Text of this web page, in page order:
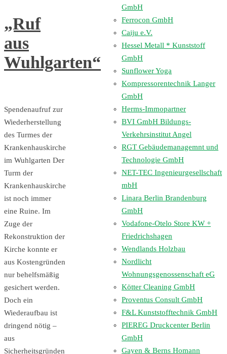
„Ruf
aus
Wuhlgarten“
Spendenaufruf zur
Wiederherstellung
des Turmes der
Krankenhauskirche
im Wuhlgarten Der
Turm der
Krankenhauskirche
ist noch immer
eine Ruine. Im
Zuge der
Rekonstruktion der
Kirche konnte er
aus Kostengründen
nur behelfsmäßig
gesichert werden.
Doch ein
Wiederaufbau ist
dringend nötig –
aus
Sicherheitsgründen
GmbH
Ferrocon GmbH
Caiju e.V.
Hessel Metall * Kunststoff
GmbH
Sunflower Yoga
Kompressorentechnik Langer
GmbH
Herms-Immopartner
BVI GmbH Bildungs-
Verkehrsinstitut Angel
RGT Gebäudemanagemnt und
Technologie GmbH
NET-TEC Ingenieurgesellschaft
mbH
Linara Berlin Brandenburg
GmbH
Vodafone-Otelo Store KW +
Friedrichshagen
Wendlands Holzbau
Nordlicht
Wohnungsgenossenschaft eG
Kötter Cleaning GmbH
Proventus Consult GmbH
F&L Kunststofftechnik GmbH
PIEREG Druckcenter Berlin
GmbH
Gayen & Berns Homann